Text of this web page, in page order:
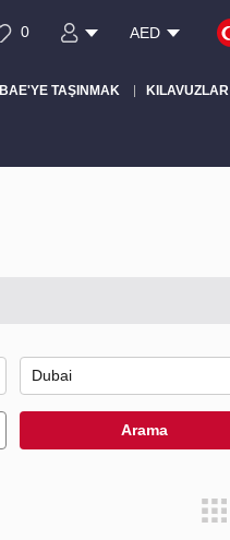
0 AED
BAE'YE TAŞINMAK KILAVUZLAR
Arama